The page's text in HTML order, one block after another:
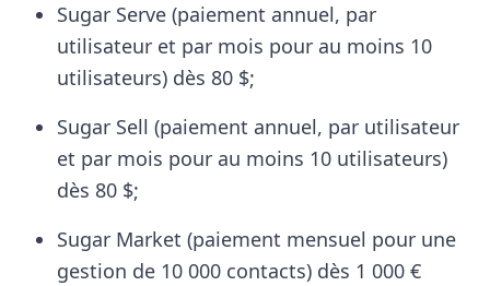
Sugar Serve (paiement annuel, par
utilisateur et par mois pour au moins 10
utilisateurs) dès 80 $;
Sugar Sell (paiement annuel, par utilisateur
et par mois pour au moins 10 utilisateurs)
dès 80 $;
Sugar Market (paiement mensuel pour une
gestion de 10 000 contacts) dès 1 000 €